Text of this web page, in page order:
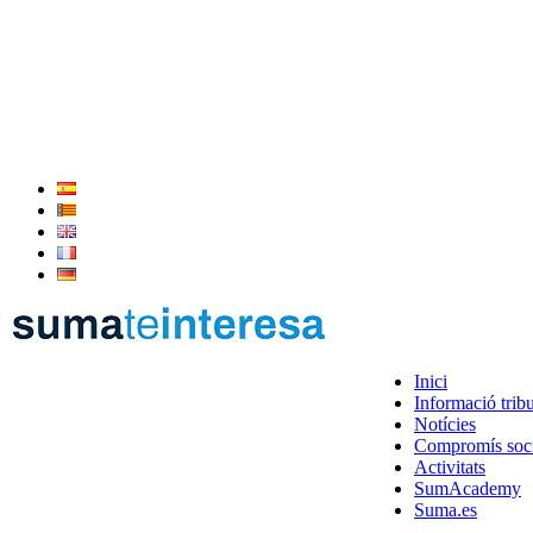
Inici
Informació
Notícies
Compromís
Activitats
SumAcademy
Suma.es